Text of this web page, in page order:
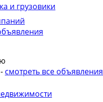
и грузовики
смотреть все объявления